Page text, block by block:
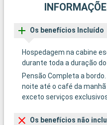
Os benefícios Incluído
Hospedagem na cabine
durante toda a duração do
Pensão Completa a
noite até o café da
exceto serviços
Os benefícios não